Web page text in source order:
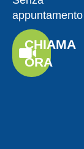
Guarda
il video
da
Dott.
Felici
appuntamento
CHIAMA
ORA